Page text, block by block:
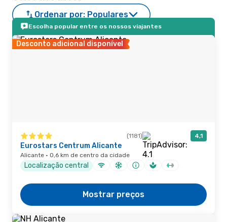
Ordenar por: Populares
Escolha popular entre os nossos viajantes
Desconto adicional disponível
(1181) 4,1
Eurostars Centrum Alicante
Alicante · 0,6 km de centro da cidade
Localização central
Mostrar preços